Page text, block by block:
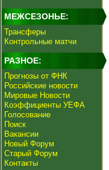
МЕЖСЕЗОНЬЕ:
Трансферы
Контрольные матчи
РАЗНОЕ:
Прогнозы от ФНК
Российские новости
Мировые Новости
Коэффициенты УЕФА
Голосование
Поиск
Вакансии
Новый Форум
Старый Форум
Контакты